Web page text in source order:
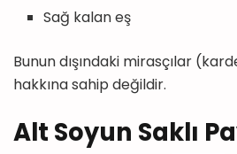
Sağ kalan eş
Bunun dışındaki mirasçılar
hakkına sahip değildir.
Alt Soyun Saklı